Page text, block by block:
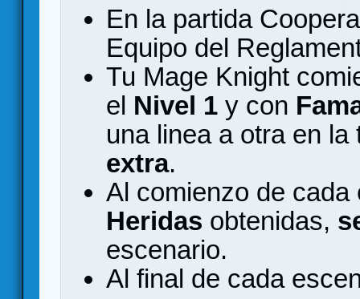
En la partida
Equipo del
Tu Mage Knight
el Nivel 1 y con
una linea a otra en
extra.
Al comienzo de
Heridas obtenidas,
escenario.
Al final de cada